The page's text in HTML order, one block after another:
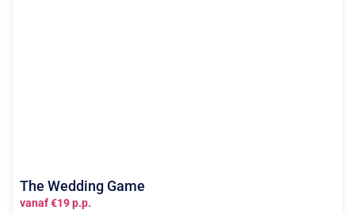
The Wedding Game
vanaf €19 p.p.